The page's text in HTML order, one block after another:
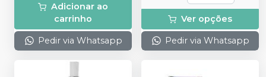
Adicionar ao
carrinho
Pedir via Whatsapp
Ver opções
Pedir via Whatsapp